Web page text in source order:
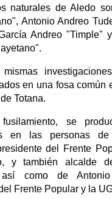
naturales de Aledo
Antonio Andreo
Andreo "Timple"
en una fosa común
Totana.
se
en las personas de
del Frente
y también alcalde
así como de
Frente Popular y la